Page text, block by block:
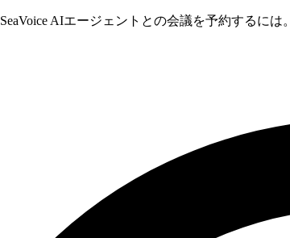
SeaVoice AIエージェントとの会議を予約するには。